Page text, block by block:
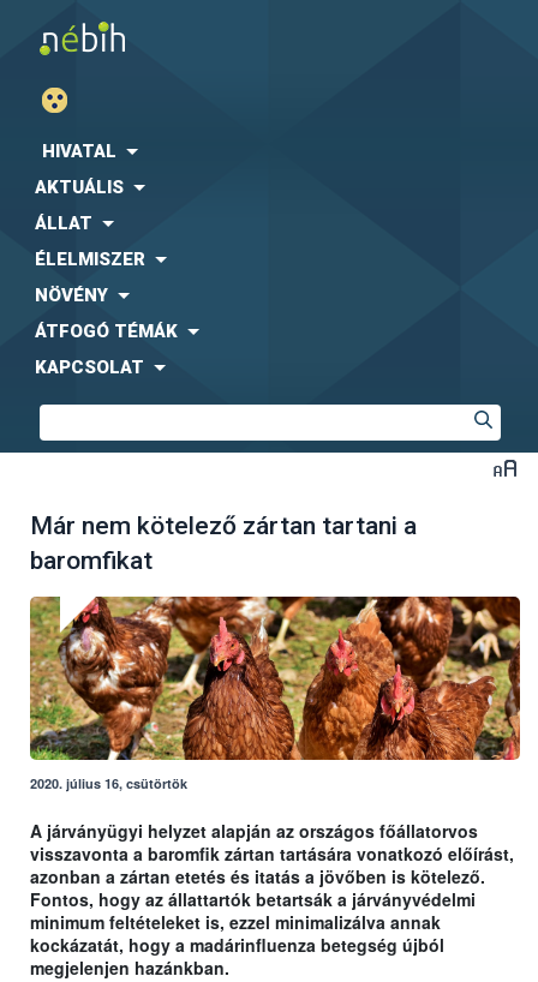
HIVATAL
AKTUÁLIS
ÁLLAT
ÉLELMISZER
NÖVÉNY
ÁTFOGÓ TÉMÁK
KAPCSOLAT
Már nem kötelező zártan tartani a
baromfikat
2020. július 16, csütörtök
A járványügyi helyzet alapján az országos főállatorvos
visszavonta a baromfik zártan tartására vonatkozó előírást,
azonban a zártan etetés és itatás a jövőben is kötelező.
Fontos, hogy az állattartók betartsák a járványvédelmi
minimum feltételeket is, ezzel minimalizálva annak
kockázatát, hogy a madárinfluenza betegség újból
megjelenjen hazánkban.